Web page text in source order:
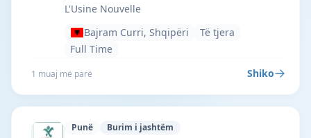
L'Usine Nouvelle
Bajram Curri, Shqipëri
Të tjera
Full Time
1 muaj më parë Shiko
Punë Burim i jashtëm